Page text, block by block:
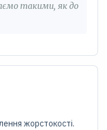
такими, як до
жорстокості.